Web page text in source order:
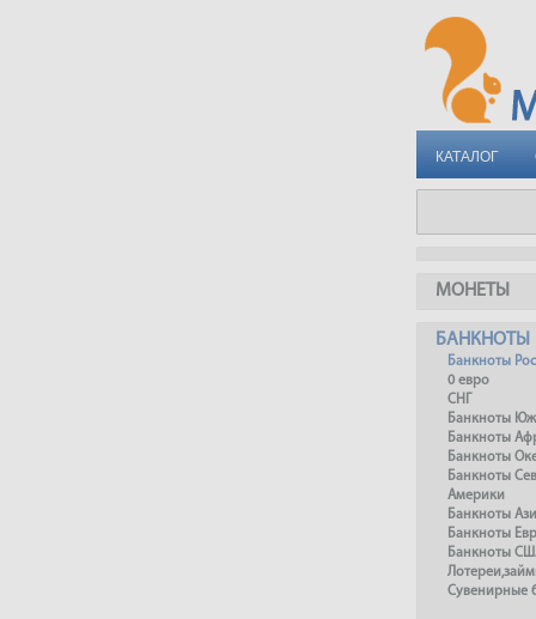
КАТАЛОГ
МОНЕТЫ
БАНКНОТЫ
Банкноты
0 евро
СНГ
Банкноты
Банкноты
Банкноты
Банкноты
Америки
Банкноты
Банкноты
Банкноты
Сувенирные